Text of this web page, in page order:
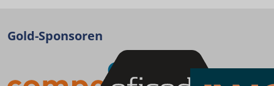
Gold-Sponsoren